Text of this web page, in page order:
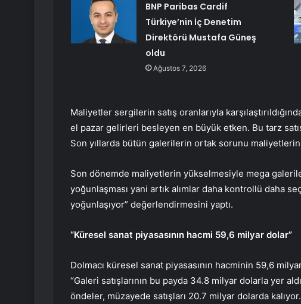
BNP Paribas Cardif
Türkiye’nin İç Denetim
Direktörü Mustafa Güneş
oldu
Ağustos 7, 2026
Maliyetler sergilerin satış oranlarıyla
el pazar gelirleri besleyen en büyük etken. Bu tarz
Son yıllarda bütün galerilerin ortak sorunu
Son dönemde maliyetlerin yükselmesiyle mega
yoğunlaşması yani artık alımlar daha kontrollü daha
yoğunlaşıyor” değerlendirmesini yaptı.
“Küresel sanat piyasasının hacmi 59,6 milyar dolar”
Dolmacı küresel sanat piyasasının hacminin 59,6
“Galeri satışlarının bu payda 34.8 milyar dolarla yer
öndeler, müzayede satışları 20.7 milyar dolarda